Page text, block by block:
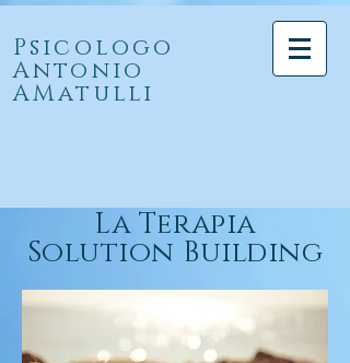
Psicologo
Antonio
AMatulli
La Terapia
Solution Building